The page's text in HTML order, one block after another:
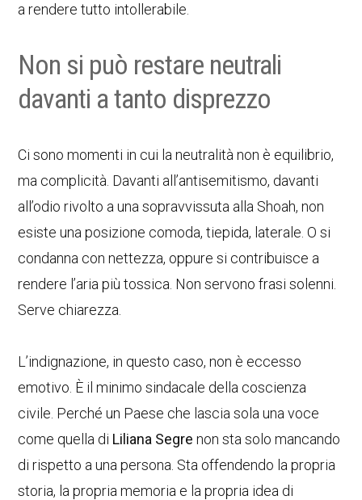
a rendere tutto intollerabile.
Non si può restare neutrali
davanti a tanto disprezzo
Ci sono momenti in cui la neutralità non è equilibrio,
ma complicità. Davanti all’antisemitismo, davanti
all’odio rivolto a una sopravvissuta alla Shoah, non
esiste una posizione comoda, tiepida, laterale. O si
condanna con nettezza, oppure si contribuisce a
rendere l’aria più tossica. Non servono frasi solenni.
Serve chiarezza.
L’indignazione, in questo caso, non è eccesso
emotivo. È il minimo sindacale della coscienza
civile. Perché un Paese che lascia sola una voce
come quella di Liliana Segre non sta solo mancando
di rispetto a una persona. Sta offendendo la propria
storia, la propria memoria e la propria idea di